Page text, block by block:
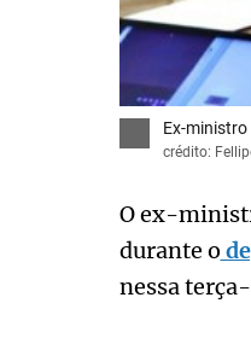
Ex-
crédito:
O ex-
durante o
nessa